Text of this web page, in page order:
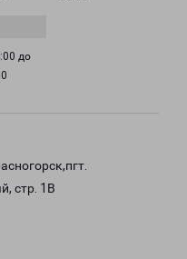
до
стр. 1В